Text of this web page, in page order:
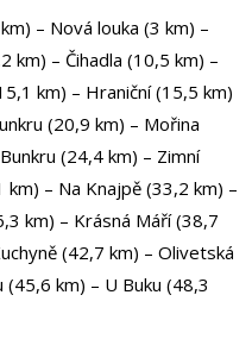
– Nová louka (3 km) –
km) – Čihadla (10,5 km) –
km) – Hraniční (15,5 km)
(20,9 km) – Mořina
(24,4 km) – Zimní
– Na Knajpě (33,2 km) –
km) – Krásná Máří (38,7
(42,7 km) – Olivetská
km) – U Buku (48,3